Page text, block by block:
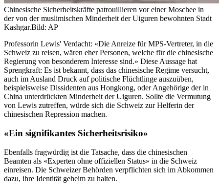
Chinesische Sicherheitskräfte patrouillieren vor einer Moschee in
der von der muslimischen Minderheit der Uiguren bewohnten Stadt
Kashgar.Bild: AP
Professorin Lewis' Verdacht: «Die Anreize für MPS-Vertreter, in die
Schweiz zu reisen, wären eher Personen, welche für die chinesische
Regierung von besonderem Interesse sind.» Diese Aussage hat
Sprengkraft: Es ist bekannt, dass das chinesische Regime versucht,
auch im Ausland Druck auf politische Flüchtlinge auszuüben,
beispielsweise Dissidenten aus Hongkong, oder Angehörige der in
China unterdrückten Minderheit der Uiguren. Sollte die Vermutung
von Lewis zutreffen, würde sich die Schweiz zur Helferin der
chinesischen Repression machen.
«Ein signifikantes Sicherheitsrisiko»
Ebenfalls fragwürdig ist die Tatsache, dass die chinesischen
Beamten als «Experten ohne offiziellen Status» in die Schweiz
einreisen. Die Schweizer Behörden verpflichten sich im Abkommen
dazu, ihre Identität geheim zu halten.